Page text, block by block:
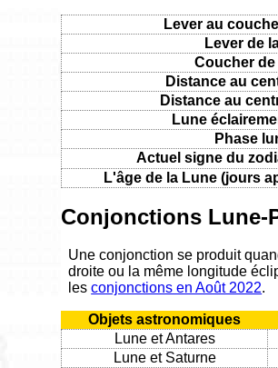
Lever au
Lever de
Coucher de
Distance au
Distance au
Lune
Phase
Actuel signe du
L'âge de la Lune (jours
Conjonctions Lune-
Une conjonction se produit
droite ou la même longitude
lesconjonctions en Août 2022.
Objets astronomiques
Lune et Antares
Lune et Saturne